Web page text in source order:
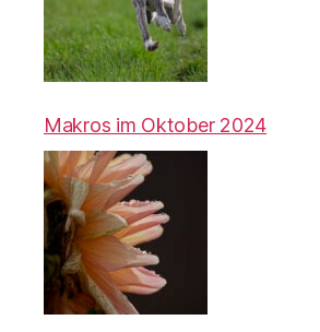
Makros im Oktober 2024